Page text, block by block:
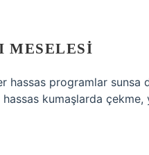
MESELESI
hassas programlar sunsa
kumaşlarda çekme,